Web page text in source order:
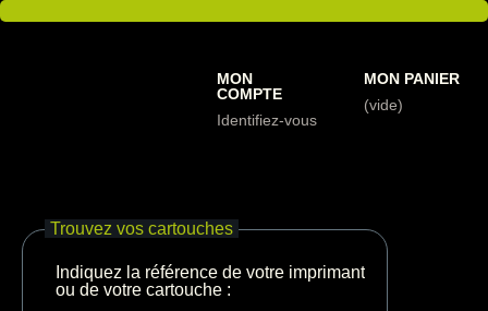
MON
COMPTE
Identifiez-vous
MON PANIER
(vide)
Trouvez vos cartouches
Indiquez la référence de votre imprimante
ou de votre cartouche :